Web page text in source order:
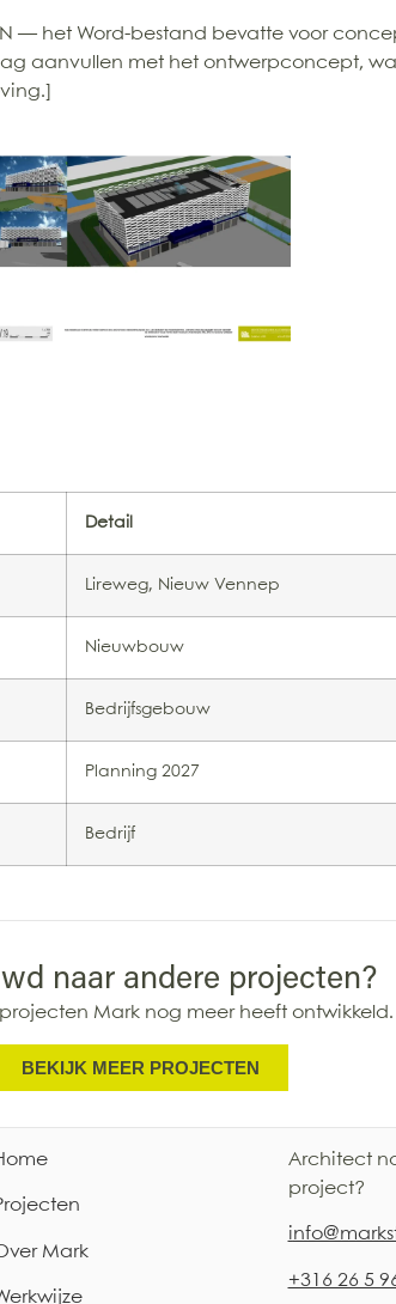
— het Word-bestand bevatte voor
aanvullen met het ontwerpconcept,
Detail
Lireweg, Nieuw Vennep
Nieuwbouw
Bedrijfsgebouw
Planning 2027
Bedrijf
naar andere projecten?
projecten Mark nog meer heeft ontwikkeld.
BEKIJK MEER PROJECTEN
Mark
Architect
project?
i
+316 26 5